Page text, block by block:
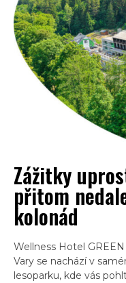
Zážitky
přitom
kolonád
Wellness Hotel
Vary se nachází v
lesoparku, kde vás